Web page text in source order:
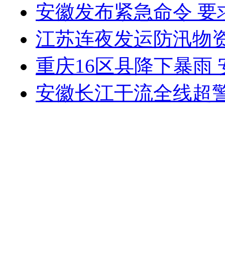
安徽发布紧急命令
江苏连夜发运防汛物
重庆16区县降下暴雨
安徽长江干流全线超